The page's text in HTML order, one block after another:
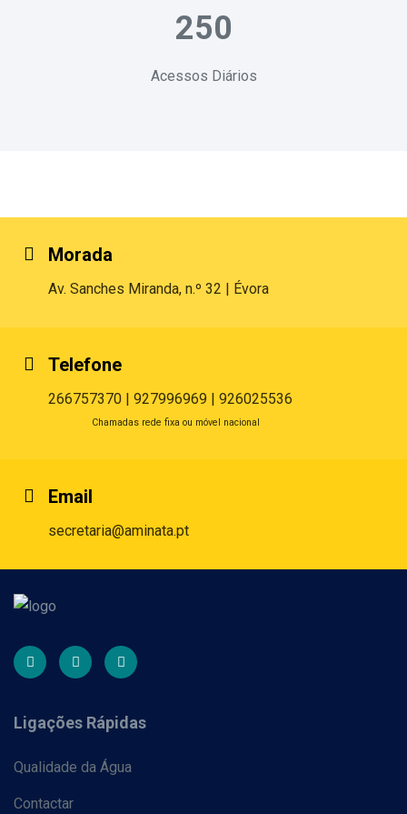
250
Acessos Diários
Morada
Av. Sanches Miranda, n.º 32 | Évora
Telefone
266757370 | 927996969 | 926025536
Chamadas rede fixa ou móvel nacional
Email
secretaria@aminata.pt
Ligações Rápidas
Qualidade da Água
Contactar